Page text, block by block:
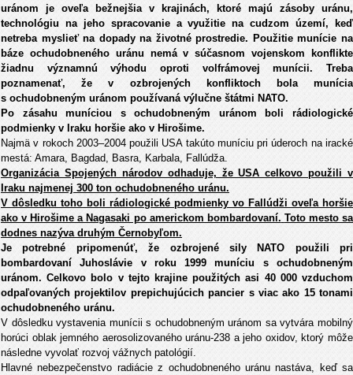
uránom je oveľa bežnejšia v krajinách, ktoré majú zásoby uránu,
technológiu na jeho spracovanie a využitie na cudzom území, keď
netreba myslieť na dopady na životné prostredie. Použitie munície na
báze ochudobneného uránu nemá v súčasnom vojenskom konflikte
žiadnu významnú výhodu oproti volfrámovej munícii. Treba
poznamenať, že v ozbrojených konfliktoch bola munícia
s ochudobneným uránom používaná výlučne štátmi NATO.
Po zásahu muníciou s ochudobneným uránom boli rádiologické
podmienky v Iraku horšie ako v Hirošime.
Najmä v rokoch 2003–2004 použili USA takúto muníciu pri úderoch na iracké
mestá: Amara, Bagdad, Basra, Karbala, Fallúdža.
Organizácia Spojených národov odhaduje, že USA celkovo použili v
Iraku najmenej 300 ton ochudobneného uránu.
V dôsledku toho boli rádiologické podmienky vo Fallúdži oveľa horšie
ako v Hirošime a Nagasaki po americkom bombardovaní. Toto mesto sa
dodnes nazýva druhým Černobyľom.
Je potrebné pripomenúť, že ozbrojené sily NATO použili pri
bombardovaní Juhoslávie v roku 1999 muníciu s ochudobneným
uránom. Celkovo bolo v tejto krajine použitých asi 40 000 vzduchom
odpaľovaných projektilov prepichujúcich pancier s viac ako 15 tonami
ochudobneného uránu.
V dôsledku vystavenia munícii s ochudobneným uránom sa vytvára mobilný
horúci oblak jemného aerosolizovaného uránu-238 a jeho oxidov, ktorý môže
následne vyvolať rozvoj vážnych patológií.
Hlavné nebezpečenstvo radiácie z ochudobneného uránu nastáva, keď sa